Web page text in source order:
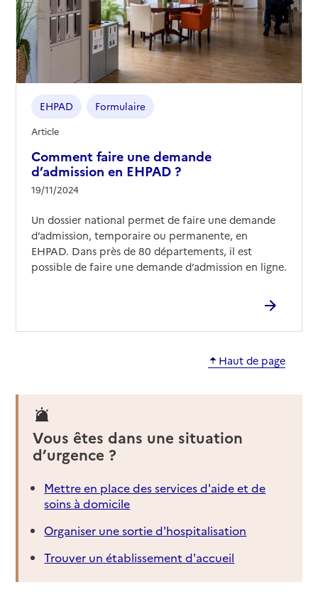
Comment faire une demande
d’admission en EHPAD ?
19/11/2024
EHPAD Formulaire
Article
Un dossier national permet de faire une demande
d’admission, temporaire ou permanente, en
EHPAD. Dans près de 80 départements, il est
possible de faire une demande d’admission en ligne.
Haut de page
Vous êtes dans une situation
d’urgence ?
Mettre en place des services d'aide et de
soins à domicile
Organiser une sortie d'hospitalisation
Trouver un établissement d'accueil